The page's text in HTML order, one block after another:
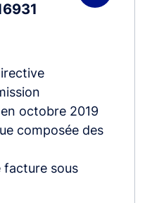
octobre 2019
composée des
facture sous